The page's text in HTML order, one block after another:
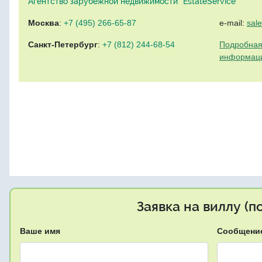
Москва: +7 (495) 266-65-87
Санкт-Петербург: +7 (812) 244-68-54
e-mail:
Заявка на виллу
Ваше имя